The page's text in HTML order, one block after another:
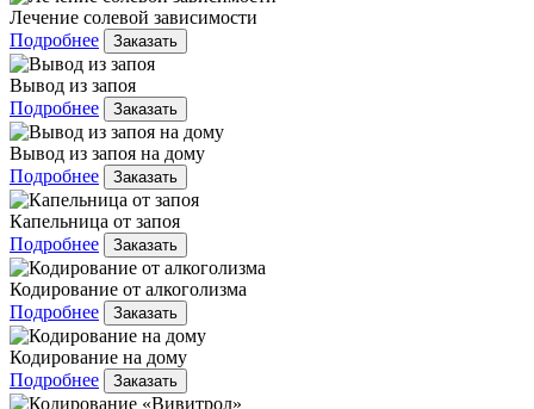
Лечение солевой зависимости
Подробнее
Заказать
Вывод из запоя
Подробнее
Заказать
Вывод из запоя на дому
Подробнее
Заказать
Капельница от запоя
Подробнее
Заказать
Кодирование от алкоголизма
Подробнее
Заказать
Кодирование на дому
Подробнее
Заказать